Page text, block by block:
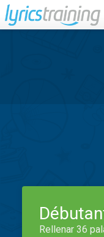
Rellenar 36